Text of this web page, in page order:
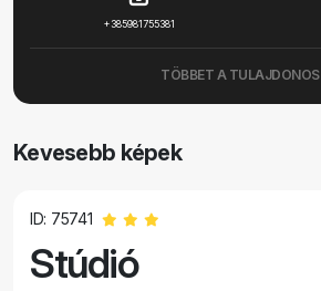
+385981755381
TÖBBET A TULAJDONOS
Kevesebb képek
ID: 75741
Stúdió